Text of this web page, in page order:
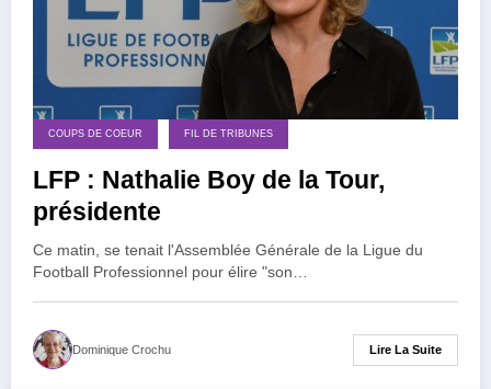
COUPS DE COEUR FIL DE TRIBUNES
LFP : Nathalie Boy de la Tour,
présidente
Ce matin, se tenait l'Assemblée Générale de la Ligue du
Football Professionnel pour élire "son…
Dominique Crochu Lire La Suite